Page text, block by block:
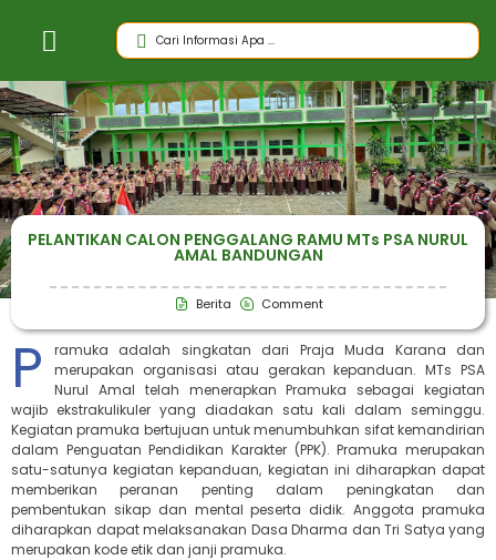
PELANTIKAN CALON PENGGALANG RAMU MTs PSA NURUL
AMAL BANDUNGAN
Berita Comment
P
ramuka adalah singkatan dari Praja Muda Karana dan
merupakan organisasi atau gerakan kepanduan. MTs PSA
Nurul Amal telah menerapkan Pramuka sebagai kegiatan
wajib ekstrakulikuler yang diadakan satu kali dalam seminggu.
Kegiatan pramuka bertujuan untuk menumbuhkan sifat kemandirian
dalam Penguatan Pendidikan Karakter (PPK). Pramuka merupakan
satu-satunya kegiatan kepanduan, kegiatan ini diharapkan dapat
memberikan peranan penting dalam peningkatan dan
pembentukan sikap dan mental peserta didik. Anggota pramuka
diharapkan dapat melaksanakan Dasa Dharma dan Tri Satya yang
merupakan kode etik dan janji pramuka.